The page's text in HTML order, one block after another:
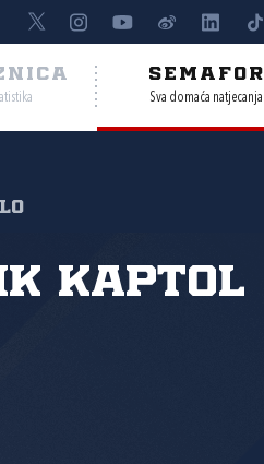
SEMAFOR
Sva domaća natjecanja
Kaptol